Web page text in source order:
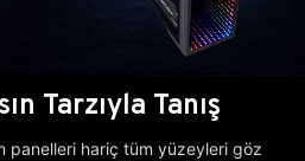
Tarzıyla Tanış
panelleri hariç tüm yüzeyleri göz